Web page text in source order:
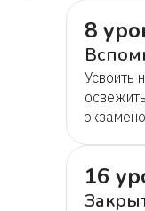
8
Усвоить
16